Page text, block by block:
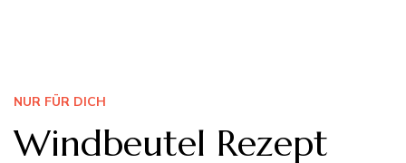
NUR FÜR DICH
Windbeutel Rezept